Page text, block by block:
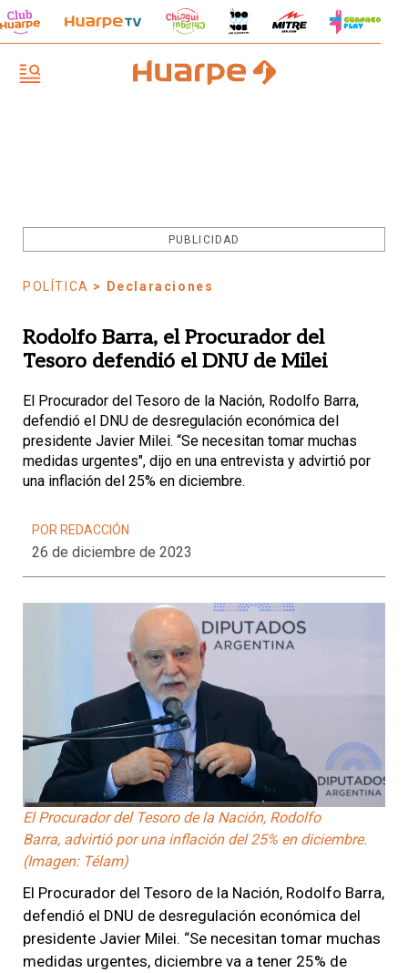
PUBLICIDAD
POLÍTICA > Declaraciones
Rodolfo Barra, el Procurador del
Tesoro defendió el DNU de Milei
El Procurador del Tesoro de la Nación, Rodolfo Barra,
defendió el DNU de desregulación económica del
presidente Javier Milei. “Se necesitan tomar muchas
medidas urgentes", dijo en una entrevista y advirtió por
una inflación del 25% en diciembre.
POR REDACCIÓN
26 de diciembre de 2023
El Procurador del Tesoro de la Nación, Rodolfo
Barra, advirtió por una inflación del 25% en diciembre.
(Imagen: Télam)
El Procurador del Tesoro de la Nación, Rodolfo Barra,
defendió el DNU de desregulación económica del
presidente Javier Milei. “Se necesitan tomar muchas
medidas urgentes, diciembre va a tener 25% de